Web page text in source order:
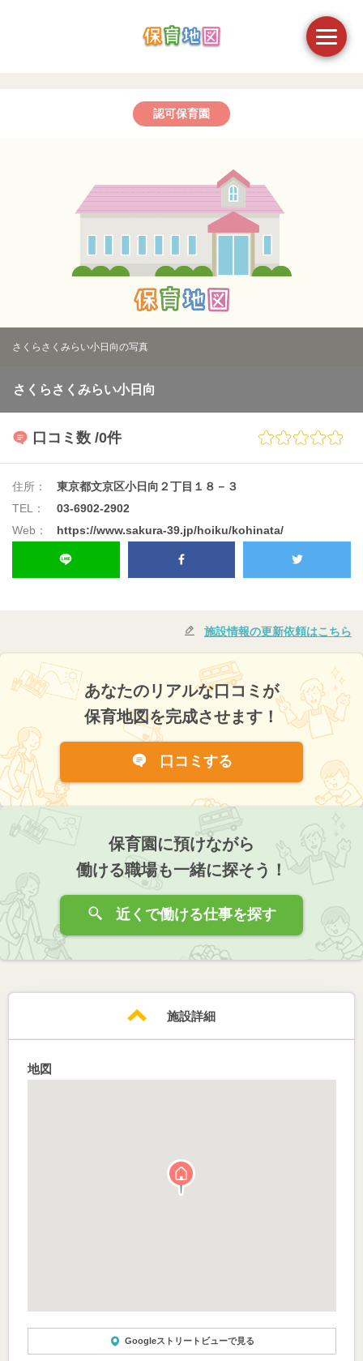
認可保育園
さくらさくみらい小日向の写真
さくらさくみらい小日向
口コミ数 /0件
住所：
東京都文京区小日向２丁目１８－３
TEL：
03-6902-2902
Web：
https://www.sakura-39.jp/hoiku/kohinata/
施設情報の更新依頼はこちら
あなたのリアルな口コミが
保育地図を完成させます！
口コミする
保育園に預けながら
働ける職場も一緒に探そう！
近くで働ける仕事を探す
施設詳細
地図
Googleストリートビューで見る